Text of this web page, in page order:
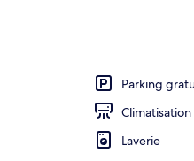
Parking
Climatisation
Laverie